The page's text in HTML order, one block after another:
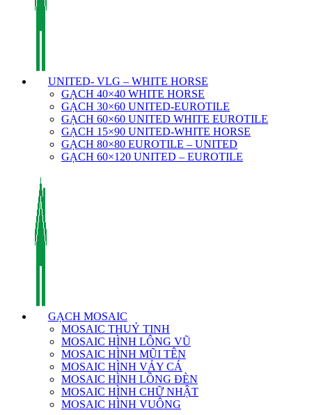
UNITED- VLG – WHITE HORSE
GẠCH 40×40 WHITE HORSE
GẠCH 30×60 UNITED-EUROTILE
GẠCH 60×60 UNITED WHITE EUROTILE
GẠCH 15×90 UNITED-WHITE HORSE
GẠCH 80×80 EUROTILE – UNITED
GẠCH 60×120 UNITED – EUROTILE
GẠCH MOSAIC
MOSAIC THUỶ TINH
MOSAIC HÌNH LÔNG VŨ
MOSAIC HÌNH MŨI TÊN
MOSAIC HÌNH VẢY CÁ
MOSAIC HÌNH LỒNG ĐÈN
MOSAIC HÌNH CHỮ NHẬT
MOSAIC HÌNH VUÔNG